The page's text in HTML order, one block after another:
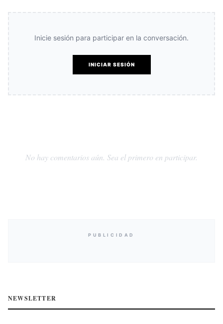
Inicie sesión para participar en la conversación.
INICIAR SESIÓN
No hay comentarios aún. Sea el primero en participar.
PUBLICIDAD
NEWSLETTER